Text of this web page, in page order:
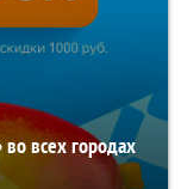
во всех городах